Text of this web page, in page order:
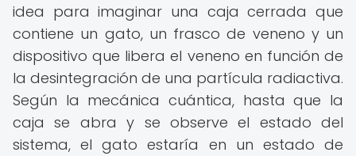
idea para imaginar una caja cerrada que
contiene un gato, un frasco de veneno y un
dispositivo que libera el veneno en función de
la desintegración de una partícula radiactiva.
Según la mecánica cuántica, hasta que la
caja se abra y se observe el estado del
sistema, el gato estaría en un estado de